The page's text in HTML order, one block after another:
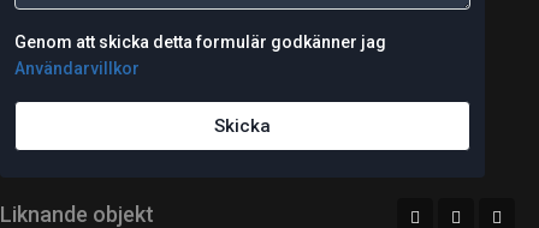
Genom att skicka detta formulär godkänner jag
Användarvillkor
Skicka
Liknande objekt